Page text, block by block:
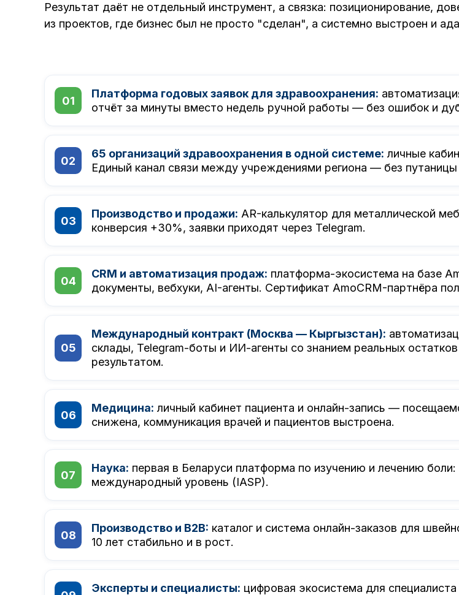
Результат даёт не отдельный инструмент, а связка: позиционирование,
из проектов, где бизнес был не просто "сделан", а системно выстроен и
Платформа годовых заявок для здравоохранения:
отчёт за минуты вместо недель ручной работы — без ошибок и
65 организаций здравоохранения в одной системе: личные
Единый канал связи между учреждениями региона — без
Производство и продажи: AR-калькулятор для металлической
конверсия +30%, заявки приходят через Telegram.
CRM и автоматизация продаж: платформа-экосистема на базе
документы, вебхуки, AI-агенты. Сертификат AmoCRM-партнёра
Международный контракт (Москва — Кыргызстан):
склады, Telegram-боты и ИИ-агенты со знанием реальных
результатом.
Медицина: личный кабинет пациента и онлайн-запись —
снижена, коммуникация врачей и пациентов выстроена.
Наука: первая в Беларуси платформа по изучению и лечению
международный уровень (IASP).
Производство и B2B: каталог и система онлайн-заказов для
10 лет стабильно и в рост.
Эксперты и специалисты: цифровая экосистема для